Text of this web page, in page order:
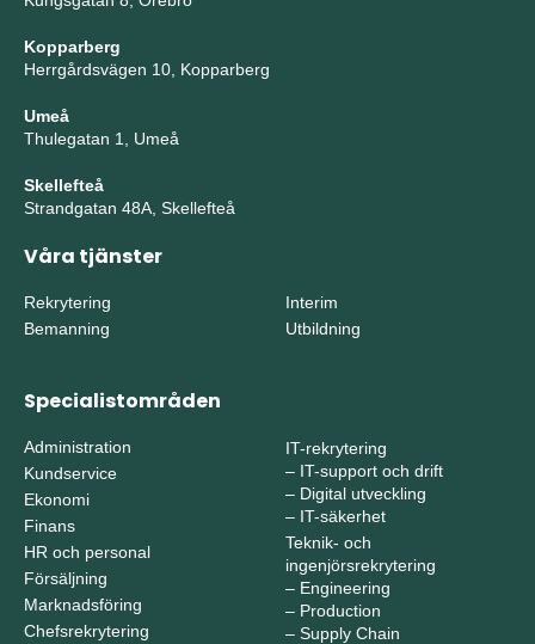
Kopparberg
Herrgårdsvägen 10, Kopparberg
Umeå
Thulegatan 1, Umeå
Skellefteå
Strandgatan 48A, Skellefteå
Våra tjänster
Rekrytering
Bemanning
Interim
Utbildning
Specialistområden
Administration
Kundservice
Ekonomi
Finans
HR och personal
Försäljning
Marknadsföring
Chefsrekrytering
IT-rekrytering
– IT-support och drift
– Digital utveckling
– IT-säkerhet
Teknik- och
ingenjörsrekrytering
– Engineering
– Production
– Supply Chain